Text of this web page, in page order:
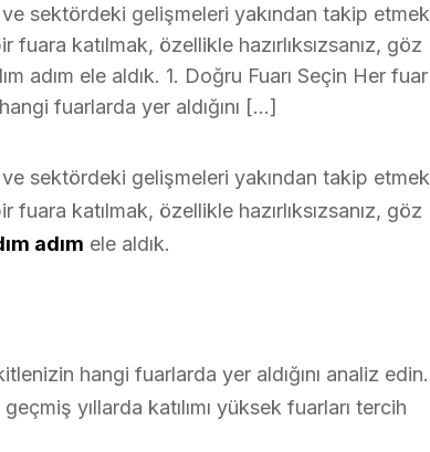
ve sektördeki gelişmeleri yakından takip etmek
katılmak, özellikle hazırlıksızsanız, göz
adım ele aldık. 1. Doğru Fuarı Seçin Her fuar
fuarlarda yer aldığını […]
ve sektördeki gelişmeleri yakından takip etmek
katılmak, özellikle hazırlıksızsanız, göz
adım ele aldık.
hangi fuarlarda yer aldığını analiz edin.
yıllarda katılımı yüksek fuarları tercih